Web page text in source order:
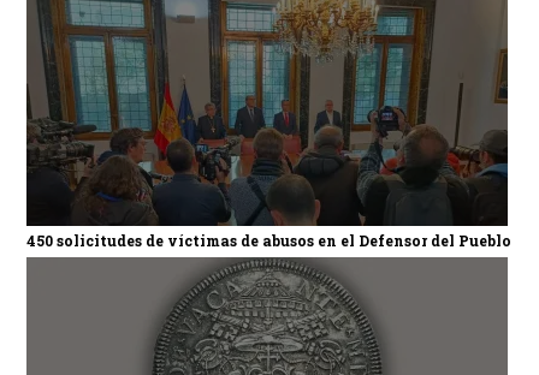
450 solicitudes de víctimas de abusos en el Defensor del Pueblo